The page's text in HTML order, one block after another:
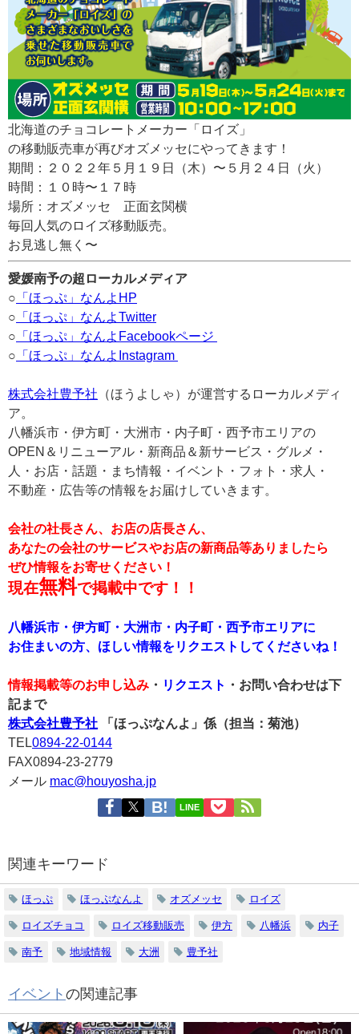
北海道のチョコレートメーカー「ロイズ」
の移動販売車が再びオズメッセにやってきます！
期間：２０２２年５月１９日（木）〜５月２４日（火）
時間：１０時〜１７時
場所：オズメッセ 正面玄関横
毎回人気のロイズ移動販売。
お見逃し無く〜
愛媛南予の超ローカルメディア
○ 「ほっぷ」なんよHP
○ 「ほっぷ」なんよTwitter
○ 「ほっぷ」なんよFacebookページ
○ 「ほっぷ」なんよInstagram
株式会社豊予社 （ほうよしゃ）が運営するローカルメディ
ア。
八幡浜市・伊方町・大洲市・内子町・西予市エリアの
OPEN＆リニューアル・新商品＆新サービス・グルメ・
人・お店・話題・まち情報・イベント・フォト・求人・
不動産・広告等の情報をお届けしていきます。
会社の社長さん、お店の店長さん、
あなたの会社のサービスやお店の新商品等ありましたら
ぜひ情報をお寄せください！
現在無料で掲載中です！！
八幡浜市・伊方町・大洲市・内子町・西予市エリアに
お住まいの方、ほしい情報をリクエストしてくださいね！
情報掲載等のお申し込み ・ リクエスト
・お問い合わせは下
記まで
株式会社豊予社 「ほっぷなんよ」係（担当：菊池）
TEL 0894-22-0144
FAX0894-23-2779
メール mac@houyosha.jp
LINE
関連キーワード
ほっぷ ほっぷなんよ オズメッセ ロイズ
ロイズチョコ ロイズ移動販売 伊方 八幡浜 内子
南予 地域情報 大洲 豊予社
イベント の関連記事